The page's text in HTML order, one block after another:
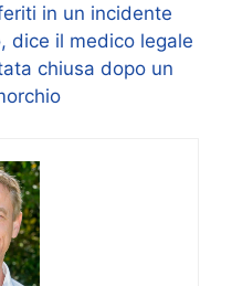
in un incidente
dice il medico legale
chiusa dopo un